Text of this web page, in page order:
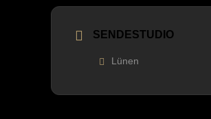
SENDESTUDIO
Lünen